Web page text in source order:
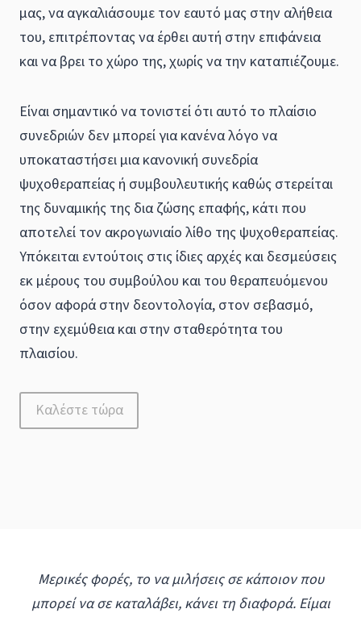
μας, να αγκαλιάσουμε τον εαυτό μας στην αλήθεια
του, επιτρέποντας να έρθει αυτή στην επιφάνεια
και να βρει το χώρο της, χωρίς να την καταπιέζουμε.
Είναι σημαντικό να τονιστεί ότι αυτό το πλαίσιο
συνεδριών δεν μπορεί για κανένα λόγο να
υποκαταστήσει μια κανονική συνεδρία
ψυχοθεραπείας ή συμβουλευτικής καθώς στερείται
της δυναμικής της δια ζώσης επαφής, κάτι που
αποτελεί τον ακρογωνιαίο λίθο της ψυχοθεραπείας.
Υπόκειται εντούτοις στις ίδιες αρχές και δεσμεύσεις
εκ μέρους του συμβούλου και του θεραπευόμενου
όσον αφορά στην δεοντολογία, στον σεβασμό,
στην εχεμύθεια και στην σταθερότητα του
πλαισίου.
Καλέστε τώρα
Μερικές φορές, το να μιλήσεις σε κάποιον που
μπορεί να σε καταλάβει, κάνει τη διαφορά. Είμαι